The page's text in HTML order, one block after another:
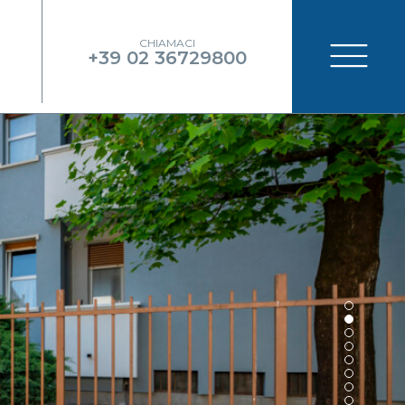
CHIAMACI
+39 02 36729800